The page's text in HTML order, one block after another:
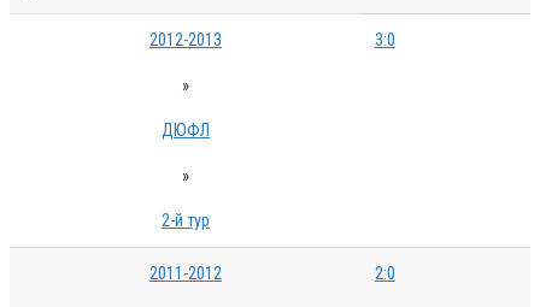
2012-2013
»
ДЮФЛ
»
2-й тур
3:0
2011-2012 2:0